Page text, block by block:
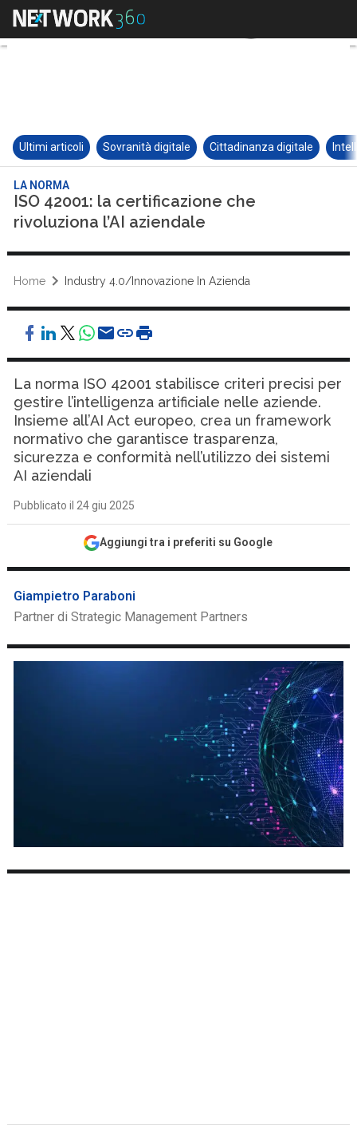
Ultimi articoli Sovranità digitale Cittadinanza digitale
LA NORMA
ISO 42001: la certificazione che
rivoluziona l’AI aziendale
Home Industry 4.0/Innovazione In Azienda
La norma ISO 42001 stabilisce criteri precisi per
gestire l’intelligenza artificiale nelle aziende.
Insieme all’AI Act europeo, crea un framework
normativo che garantisce trasparenza,
sicurezza e conformità nell’utilizzo dei sistemi
AI aziendali
Pubblicato il 24 giu 2025
Aggiungi tra i preferiti su Google
Giampietro Paraboni
Partner di Strategic Management Partners